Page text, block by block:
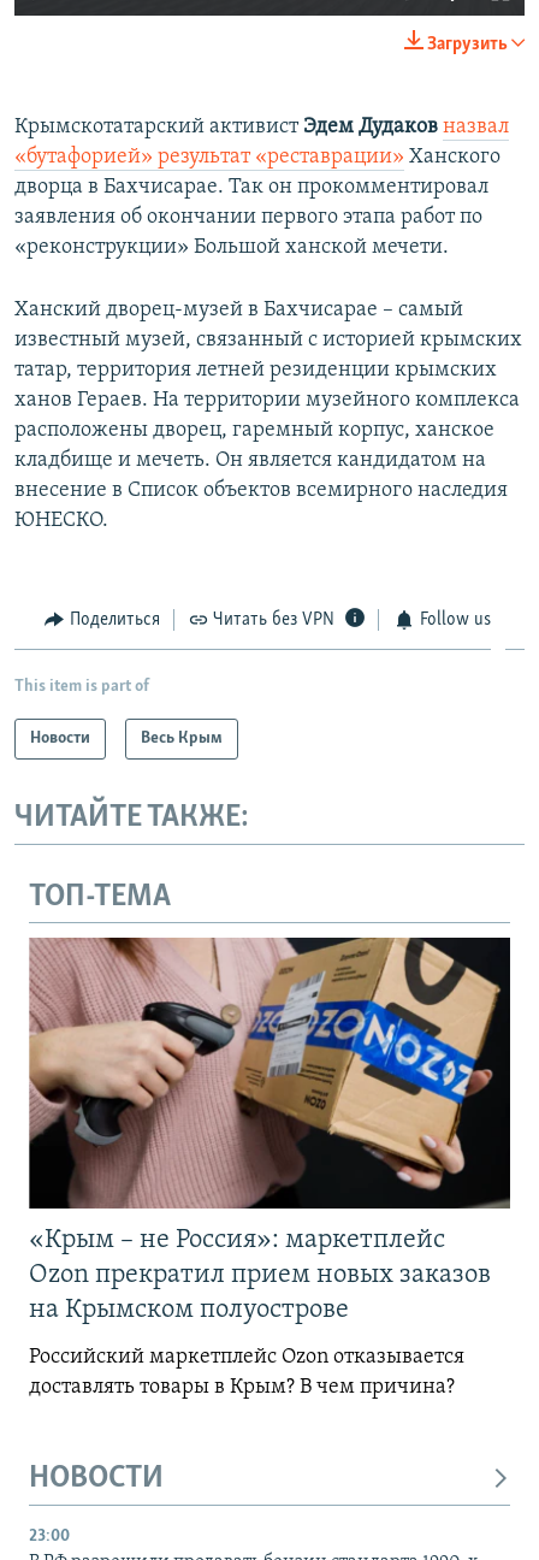
Загрузить
Крымскотатарский активистЭдем Дудаков назвал
«бутафорией» результат «реставрации» Ханского
дворца в Бахчисарае. Так он прокомментировал
заявления об окончании первого этапа работ по
«реконструкции» Большой ханской мечети.​
Ханский дворец-музей в Бахчисарае – самый
известный музей, связанный с историей крымских
татар, территория летней резиденции крымских
ханов Гераев. На территории музейного комплекса
расположены дворец, гаремный корпус, ханское
кладбище и мечеть. Он является кандидатом на
внесение в Список объектов всемирного наследия
ЮНЕСКО.
Поделиться Читать без VPN Follow us
This item is part of
Новости Весь Крым
ЧИТАЙТЕ ТАКЖЕ:
ТОП-ТЕМА
«Крым – не Россия»: маркетплейс
Ozon прекратил прием новых заказов
на Крымском полуострове
Российский маркетплейс Ozon отказывается
доставлять товары в Крым? В чем причина?
НОВОСТИ
23:00